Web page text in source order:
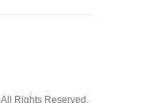
All Rights Reserved.